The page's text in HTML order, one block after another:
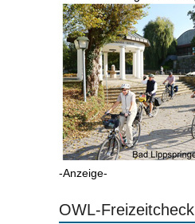
-Anzeige-
OWL-Freizeitcheck